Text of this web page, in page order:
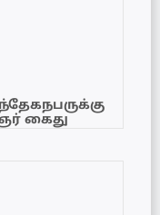
கைது